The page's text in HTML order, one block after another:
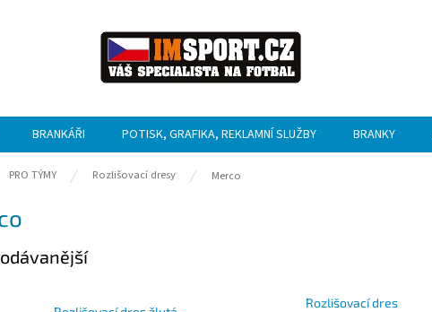
BRANKÁŘI POTISK, GRAFIKA, REKLAMNÍ SLUŽBY BRANKY
PRO TÝMY Rozlišovací dresy Merco
Rozlišovací dres